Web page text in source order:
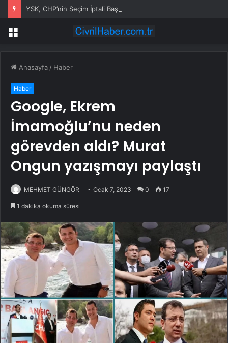
YSK, CHP’nin Seçim İptali Başvurusunu Reddetti
Menü
Anasayfa / Haber
Haber
Google, Ekrem
İmamoğlu’nu neden
görevden aldı? Murat
Ongun yazışmayı paylaştı
MEHMET GÜNGÖR Ocak 7, 2023 0 17
1 dakika okuma süresi